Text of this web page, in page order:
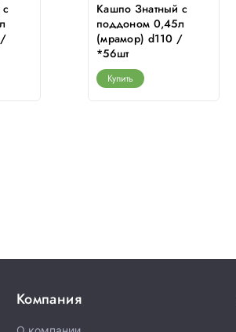
/
Кашпо Знатный с
поддоном 0,45л
(мрамор) d110 /
*56шт
Купить
Компания